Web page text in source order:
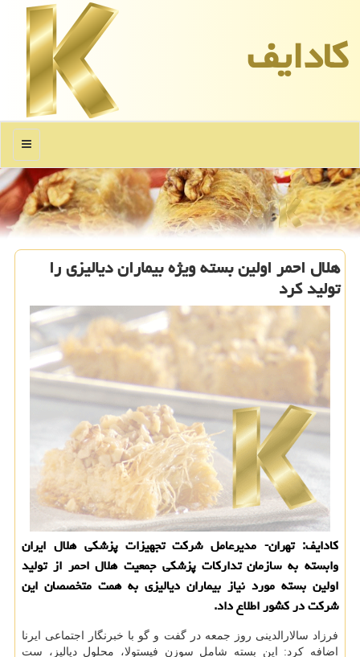
كادایف
منو
هلال احمر اولین بسته ویژه بیماران دیالیزی را
تولید كرد
كادایف: تهران- مدیرعامل شركت تجهیزات پزشكی هلال ایران
وابسته به سازمان تداركات پزشكی جمعیت هلال احمر از تولید
اولین بسته مورد نیاز بیماران دیالیزی به همت متخصصان این
شركت در كشور اطلاع داد.
فرزاد سالارالدینی روز جمعه در گفت و گو با خبرنگار اجتماعی ایرنا
اضافه كرد: این بسته شامل سوزن فیستولا، محلول دیالیز، ست